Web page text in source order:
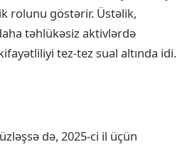
rolunu göstərir. Üstəlik,
təhlükəsiz aktivlərdə
tez-tez sual altında idi.
də, 2025-ci il üçün